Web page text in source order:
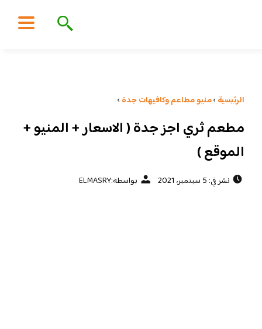
الرئيسية ›منيو مطاعم وكافيهات جدة ›
مطعم ثري اجز جدة ( الاسعار + المنيو +
الموقع )
نشر في: 5 سبتمبر، 2021 بواسطة:ELMASRY